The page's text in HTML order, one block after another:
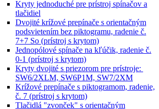
Kryty jednoduché pre prístroj spínačov a
tlačidiel
Dvojité krížové prepínače s orientačným
podsvietením bez piktogramu, radenie č.
7+7 So (prístroj s krytom)
Jednopólové spínače na kľúčik, radenie č.
0-1 (prístroj s krytom)
Kryty dvojité s priezorom pre prístroje:
SW6/2XLM, SW6P1M, SW7/2XM
Krížové prepínače s piktogramom, radenie,
č. 7 (prístroj s krytom)
Tlačidlá "zvonček" s orientačným